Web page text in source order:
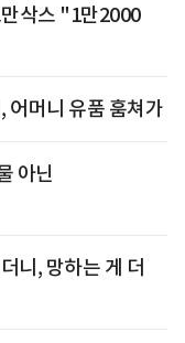
삭스 "1만2000
어머니 유품 훔쳐가
아닌
니, 망하는 게 더